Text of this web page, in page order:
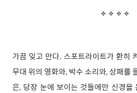
가끔 잊고 만다. 스포트라이트가 환히
무대 위의 영화와, 박수 소리와, 상패를
은, 당장 눈에 보이는 것들에만 신경